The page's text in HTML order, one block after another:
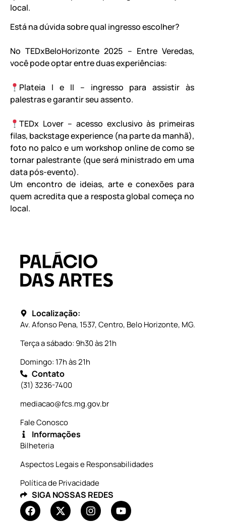
local.
Está na dúvida sobre qual ingresso escolher?
No TEDxBeloHorizonte 2025 – Entre Veredas,
você pode optar entre duas experiências:
Plateia I e II – ingresso para assistir às
palestras e garantir seu assento.
TEDx Lover – acesso exclusivo às primeiras
filas, backstage experience (na parte da manhã),
foto no palco e um workshop online de como se
tornar palestrante (que será ministrado em uma
data pós-evento).
Um encontro de ideias, arte e conexões para
quem acredita que a resposta global começa no
local.
Localização:
Av. Afonso Pena, 1537, Centro, Belo Horizonte, MG.
Terça a sábado: 9h30 às 21h
Domingo: 17h às 21h
Contato
(31) 3236-7400
mediacao@fcs.mg.gov.br
Fale Conosco
Informações
Bilheteria
Aspectos Legais e Responsabilidades
Política de Privacidade
SIGA NOSSAS REDES